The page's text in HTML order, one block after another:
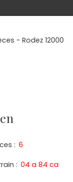
- Rodez 12000
: 6
: 04 a 84 ca